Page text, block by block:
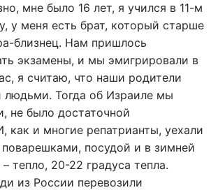
мне было 16 лет, я учился в 11-м
у меня есть брат, который старше
близнец. Нам пришлось
экзамены, и мы эмигрировали в
я считаю, что наши родители
Тогда об Израиле мы
не было достаточной
как и многие репатрианты, уехали
поварешками, посудой и в зимней
тепло, 20-22 градуса тепла.
из России перевозили